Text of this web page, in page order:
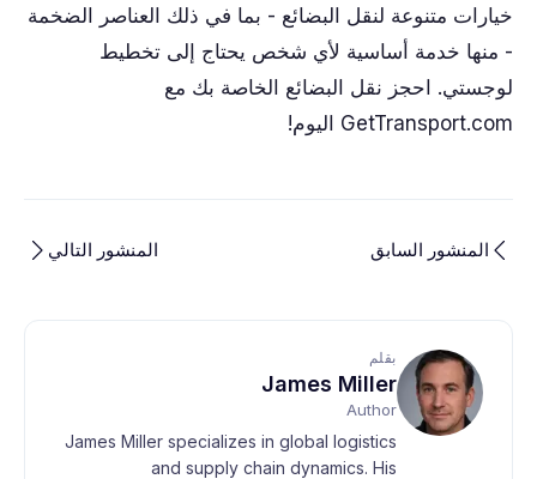
خيارات متنوعة لنقل البضائع - بما في ذلك العناصر الضخمة
- منها خدمة أساسية لأي شخص يحتاج إلى تخطيط
لوجستي. احجز نقل البضائع الخاصة بك مع
GetTransport.com اليوم!
المنشور السابق المنشور التالي
بقلم
James Miller
Author
James Miller specializes in global logistics
and supply chain dynamics. His